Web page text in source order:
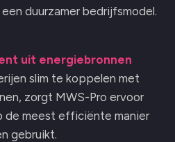
duurzamer bedrijfsmodel.
uit energiebronnen
slim te koppelen met
zorgt MWS-Pro ervoor
de meest efficiënte manier
gebruikt.